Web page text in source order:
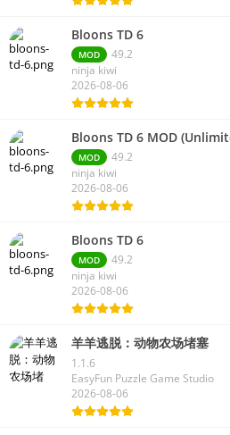
Bloons TD 6
MOD
49.2
ninja kiwi
2026-08-06
Bloons TD 6 MOD
MOD
49.2
ninja kiwi
2026-08-06
Bloons TD 6
MOD
49.2
ninja kiwi
2026-08-06
羊羊逃脱：动物农场堵塞
1.1.6
EasyFun Puzzle Game Studio
2026-08-06